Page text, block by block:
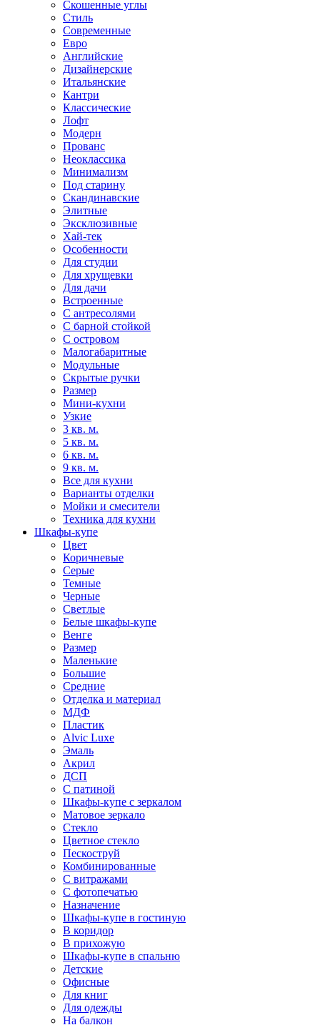
Скошенные углы
Стиль
Современные
Евро
Английские
Дизайнерские
Итальянские
Кантри
Классические
Лофт
Модерн
Прованс
Неоклассика
Минимализм
Под старину
Скандинавские
Элитные
Эксклюзивные
Хай-тек
Особенности
Для студии
Для хрущевки
Для дачи
Встроенные
С антресолями
С барной стойкой
С островом
Малогабаритные
Модульные
Скрытые ручки
Размер
Мини-кухни
Узкие
3 кв. м.
5 кв. м.
6 кв. м.
9 кв. м.
Все для кухни
Варианты отделки
Мойки и смесители
Техника для кухни
Шкафы-купе
Цвет
Коричневые
Серые
Темные
Черные
Светлые
Белые шкафы-купе
Венге
Размер
Маленькие
Большие
Средние
Отделка и материал
МДФ
Пластик
Alvic Luxe
Эмаль
Акрил
ДСП
С патиной
Шкафы-купе с зеркалом
Матовое зеркало
Стекло
Цветное стекло
Пескоструй
Комбинированные
С витражами
С фотопечатью
Назначение
Шкафы-купе в гостиную
В коридор
В прихожую
Шкафы-купе в спальню
Детские
Офисные
Для книг
Для одежды
На балкон